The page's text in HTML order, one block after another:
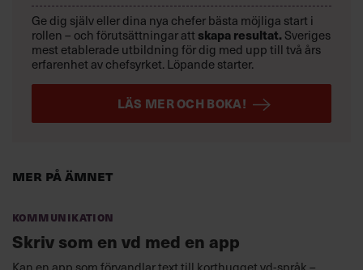
Mer på ämnet
Kommunikation
Skriv som en vd med en app
Ge dig själv eller dina nya chefer bästa möjliga start i
rollen – och förutsättningar att skapa resultat. Sveriges
mest etablerade utbildning för dig med upp till två års
erfarenhet av chefsyrket. Löpande starter.
LÄS MER OCH BOKA!